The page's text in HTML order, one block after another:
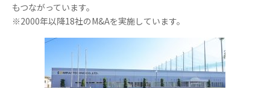
もつながっています。
※2000年以降18社のM&Aを実施しています。